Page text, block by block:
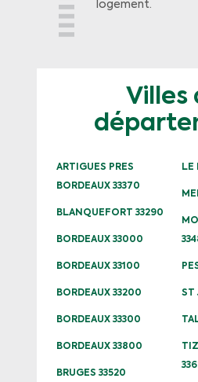
logement.
Villes
ARTIGUES PRES
BORDEAUX 33370
BLANQUEFORT 33290
BORDEAUX 33000
BORDEAUX 33100
BORDEAUX 33200
BORDEAUX 33300
BORDEAUX 33800
BRUGES 33520
LE
ST